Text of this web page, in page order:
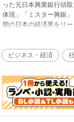
った元日本興業銀行頭
体現」「ミスター興銀
期の日本の経済界をリ
ビジネス・経済